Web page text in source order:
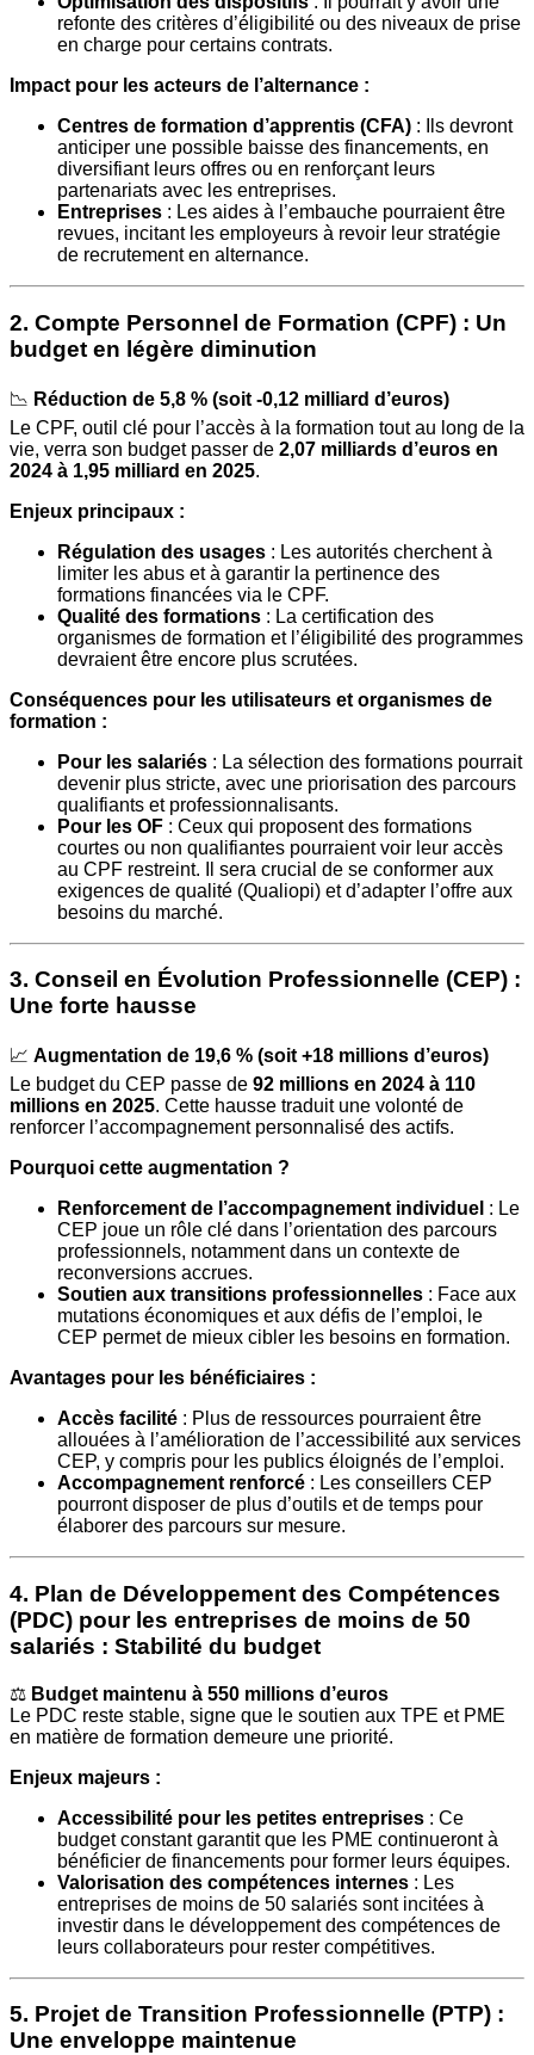
refonte des critères d’éligibilité ou des niveaux de prise
en charge pour certains contrats.
Impact pour les acteurs de l’alternance :
Centres de formation d’apprentis (CFA) : Ils devront
anticiper une possible baisse des financements, en
diversifiant leurs offres ou en renforçant leurs
partenariats avec les entreprises.
Entreprises : Les aides à l’embauche pourraient être
revues, incitant les employeurs à revoir leur stratégie
de recrutement en alternance.
2. Compte Personnel de Formation (CPF) : Un
budget en légère diminution
📉 Réduction de 5,8 % (soit -0,12 milliard d’euros)
Le CPF, outil clé pour l’accès à la formation tout au long de la
vie, verra son budget passer de 2,07 milliards d’euros en
2024 à 1,95 milliard en 2025.
Enjeux principaux :
Régulation des usages : Les autorités cherchent à
limiter les abus et à garantir la pertinence des
formations financées via le CPF.
Qualité des formations : La certification des
organismes de formation et l’éligibilité des programmes
devraient être encore plus scrutées.
Conséquences pour les utilisateurs et organismes de
formation :
Pour les salariés : La sélection des formations pourrait
devenir plus stricte, avec une priorisation des parcours
qualifiants et professionnalisants.
Pour les OF : Ceux qui proposent des formations
courtes ou non qualifiantes pourraient voir leur accès
au CPF restreint. Il sera crucial de se conformer aux
exigences de qualité (Qualiopi) et d’adapter l’offre aux
besoins du marché.
3. Conseil en Évolution Professionnelle (CEP) :
Une forte hausse
📈 Augmentation de 19,6 % (soit +18 millions d’euros)
Le budget du CEP passe de 92 millions en 2024 à 110
millions en 2025. Cette hausse traduit une volonté de
renforcer l’accompagnement personnalisé des actifs.
Pourquoi cette augmentation ?
Renforcement de l’accompagnement individuel : Le
CEP joue un rôle clé dans l’orientation des parcours
professionnels, notamment dans un contexte de
reconversions accrues.
Soutien aux transitions professionnelles : Face aux
mutations économiques et aux défis de l’emploi, le
CEP permet de mieux cibler les besoins en formation.
Avantages pour les bénéficiaires :
Accès facilité : Plus de ressources pourraient être
allouées à l’amélioration de l’accessibilité aux services
CEP, y compris pour les publics éloignés de l’emploi.
Accompagnement renforcé : Les conseillers CEP
pourront disposer de plus d’outils et de temps pour
élaborer des parcours sur mesure.
4. Plan de Développement des Compétences
(PDC) pour les entreprises de moins de 50
salariés : Stabilité du budget
⚖️ Budget maintenu à 550 millions d’euros
Le PDC reste stable, signe que le soutien aux TPE et PME
en matière de formation demeure une priorité.
Enjeux majeurs :
Accessibilité pour les petites entreprises : Ce
budget constant garantit que les PME continueront à
bénéficier de financements pour former leurs équipes.
Valorisation des compétences internes : Les
entreprises de moins de 50 salariés sont incitées à
investir dans le développement des compétences de
leurs collaborateurs pour rester compétitives.
5. Projet de Transition Professionnelle (PTP) :
Une enveloppe maintenue